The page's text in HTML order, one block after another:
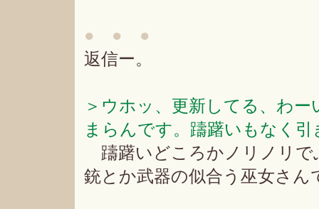
● ● ●
返信ー。
＞ウホッ、更新してる、わ
まらんです。躊躇いもなく
躊躇いどころかノリノリで
銃とか武器の似合う巫女さん